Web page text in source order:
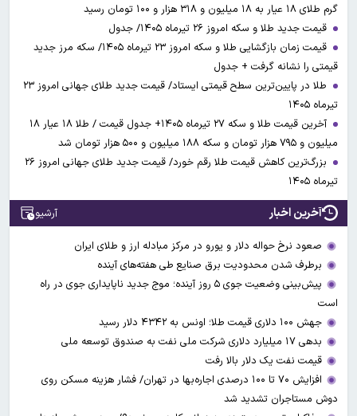
گرم طلای ۱۸ عیار به ۱۸ میلیون و ۳۱۸ هزار و ۱۰۰ تومان رسید
قیمت جدید طلا و سکه امروز ۲۶ تیرماه ۱۴۰۵/ جدول
قیمت زمان بازگشایی طلا و سکه امروز ۲۳ تیرماه ۱۴۰۵/ سکه مرز جدید
قیمتی را نشانه گرفت + جدول
طلا در پایین‌ترین سطح قیمتی ایستاد/ قیمت جدید طلای جهانی امروز ۲۳
تیرماه ۱۴۰۵
آخرین قیمت طلا و سکه ۲۷ تیرماه ۱۴۰۵+ جدول قیمت / طلا ۱۸ عیار ۱۸
میلیون و ۷۹۵ هزار تومان و سکه ۱۸۸ میلیون و ۵۰۰ هزار تومان شد
بزرگ‌ترین کاهش قیمت طلا رقم خورد/ قیمت جدید طلای جهانی امروز ۲۶
تیرماه ۱۴۰۵
آخرین اخبار آرشیو
صعود نرخ حواله دلار و یورو در مرکز مبادله ارز و طلای ایران
برطرف شدن محدودیت‌ برق صنایع طی هفته‌های آینده
پیش‌بینی وضعیت جوی ۵ روز آینده؛ موج جدید ناپایداری جوی در راه
است
جهش ۱۰۰ دلاری قیمت طلا؛ اونس به ۴۳۴۲ دلار رسید
بدهی ۱۷ میلیارد دلاری شرکت ملی نفت به صندوق توسعه ملی
قیمت نفت یک دلار بالا رفت
افزایش ۷۰ تا ۱۰۰ درصدی اجاره‌بها در تهران/ فشار هزینه مسکن روی
دوش مستاجران تشدید شد